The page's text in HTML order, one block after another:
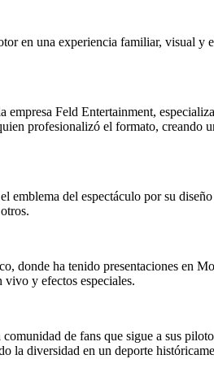
en una experiencia familiar, visual y
Feld Entertainment,
profesionalizó el formato, creando
del espectáculo por su
donde ha tenido presentaciones en
y efectos especiales.
de fans que sigue a sus
la diversidad en un deporte